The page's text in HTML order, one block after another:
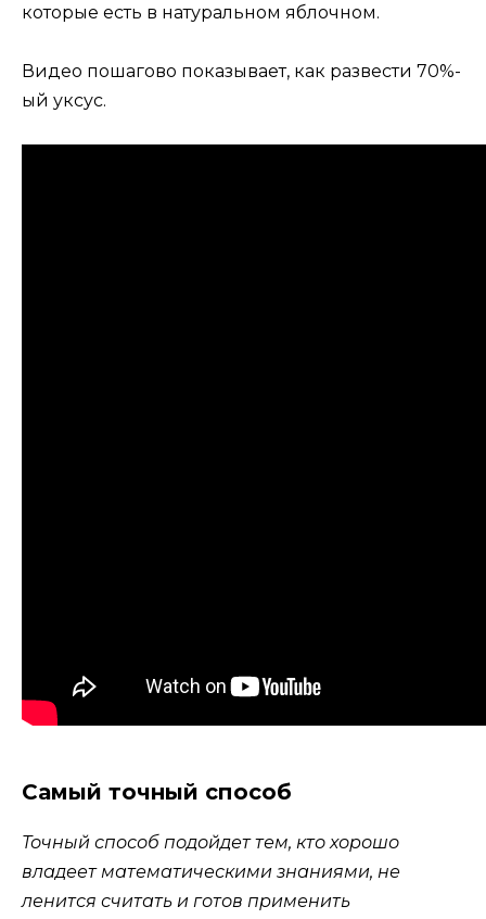
которые есть в натуральном яблочном.
Видео пошагово показывает, как развести 70%-
ый уксус.
Самый точный способ
Точный способ подойдет тем, кто хорошо
владеет математическими знаниями, не
ленится считать и готов применить